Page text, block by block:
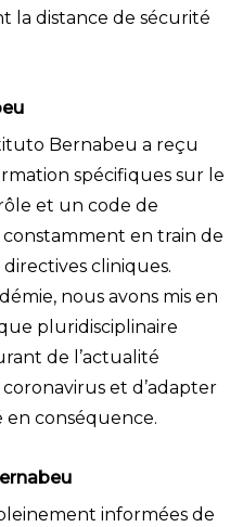
la distance de sécurité
Bernabeu a reçu
spécifiques sur le
et un code de
en train de
cliniques.
nous avons mis en
pluridisciplinaire
de l’actualité
et d’adapter
en conséquence.
informées de